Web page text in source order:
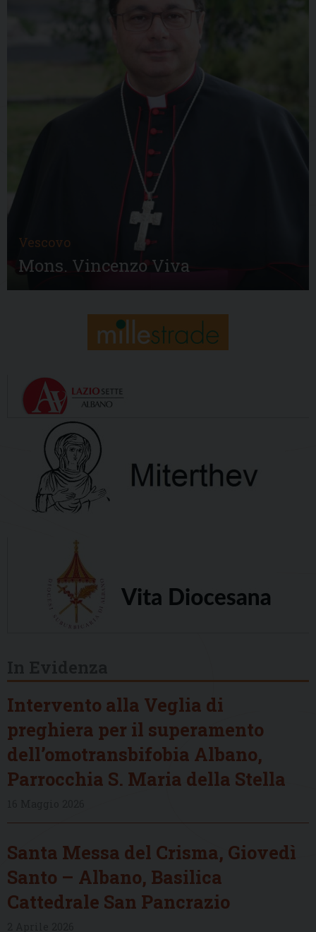
Vescovo
Mons. Vincenzo Viva
Intervento alla Veglia di
preghiera per il superamento
dell’omotransbifobia Albano,
Parrocchia S. Maria della Stella
Santa Messa del Crisma, Giovedì
Santo – Albano, Basilica
Cattedrale San Pancrazio